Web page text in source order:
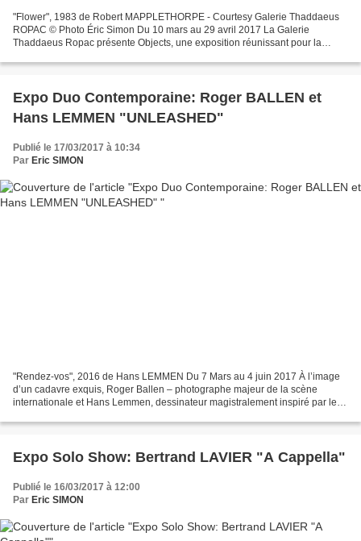
"Flower", 1983 de Robert MAPPLETHORPE - Courtesy Galerie Thaddaeus
ROPAC © Photo Éric Simon Du 10 mars au 29 avril 2017 La Galerie
Thaddaeus Ropac présente Objects, une exposition réunissant pour la
Expo Duo Contemporaine: Roger BALLEN et
Hans LEMMEN "UNLEASHED"
Publié le 17/03/2017 à 10:34
Par Eric SIMON
"Rendez-vos", 2016 de Hans LEMMEN Du 7 Mars au 4 juin 2017 À l’image
d’un cadavre exquis, Roger Ballen – photographe majeur de la scène
internationale et Hans Lemmen, dessinateur magistralement inspiré par les
Expo Solo Show: Bertrand LAVIER "A Cappella"
Publié le 16/03/2017 à 12:00
Par Eric SIMON